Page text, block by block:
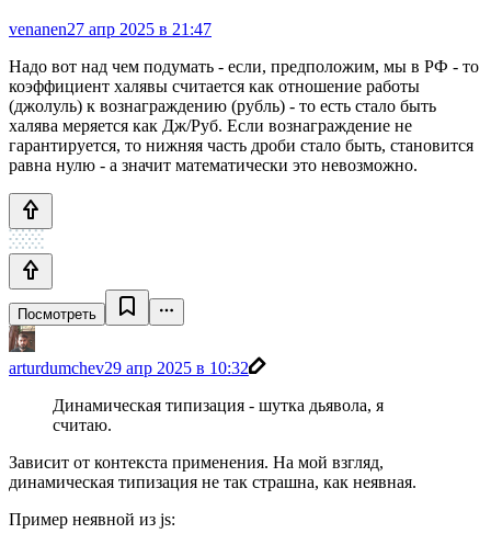
venanen27 апр 2025 в 21:47
Надо вот над чем подумать - если, предположим, мы в РФ - то
коэффициент халявы считается как отношение работы
(джолуль) к вознаграждению (рубль) - то есть стало быть
халява меряется как Дж/Руб. Если вознаграждение не
гарантируется, то нижняя часть дроби стало быть, становится
равна нулю - а значит математически это невозможно.
Посмотреть
arturdumchev29 апр 2025 в 10:32
Динамическая типизация - шутка дьявола, я
считаю.
Зависит от контекста применения. На мой взгляд,
динамическая типизация не так страшна, как неявная.
Пример неявной из js: